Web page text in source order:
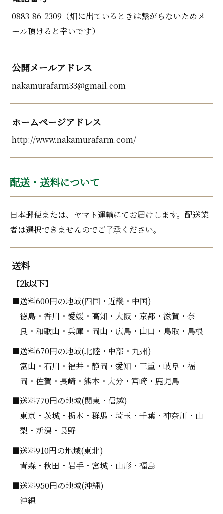
0883-86-2309（畑に出ているときは繋がらないためメ
ール頂けると幸いです）
公開メールアドレス
nakamurafarm33@gmail.com
ホームページアドレス
http://www.nakamurafarm.com/
配送・送料について
日本郵便または、ヤマト運輸にてお届けします。配送業
者は選択できませんのでご了承ください。
送料
【2k以下】
■送料600円の地域(四国・近畿・中国)
徳島・香川・愛媛・高知・大阪・京都・滋賀・奈
良・和歌山・兵庫・岡山・広島・山口・鳥取・島根
■送料670円の地域(北陸・中部・九州)
富山・石川・福井・静岡・愛知・三重・岐阜・福
岡・佐賀・長崎・熊本・大分・宮崎・鹿児島
■送料770円の地域(関東・信越)
東京・茨城・栃木・群馬・埼玉・千葉・神奈川・山
梨・新潟・長野
■送料910円の地域(東北)
青森・秋田・岩手・宮城・山形・福島
■送料950円の地域(沖縄)
沖縄